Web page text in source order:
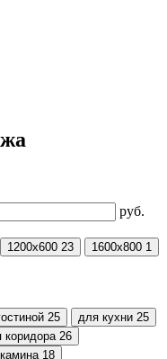
руб.
1200х600 23 1600x800 1
25 для кухни 25
коридора 26
18